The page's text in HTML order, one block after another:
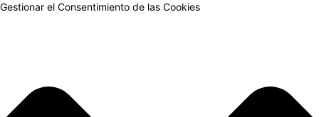
Gestionar el Consentimiento de las Cookies